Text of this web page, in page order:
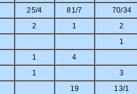
25/4 81/7
70/34
2 1
2
1
1
4
1
3
19 13/1